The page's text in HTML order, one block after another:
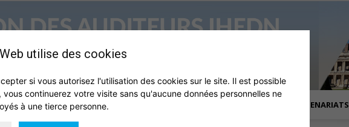
QUI SOMMES NOUS ? PARTENARIATS
utilise des cookies
si vous autorisez l'utilisation des cookies sur le site. Il est possible
vous continuerez votre visite sans qu'aucune données personnelles ne
à une tierce personne.